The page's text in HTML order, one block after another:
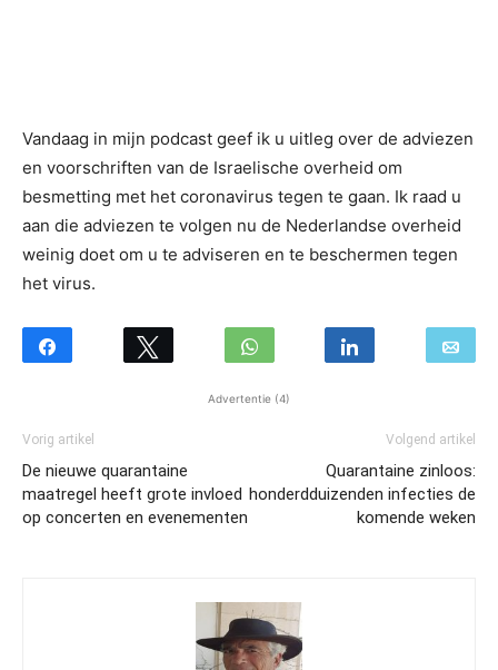
Vandaag in mijn podcast geef ik u uitleg over de adviezen
en voorschriften van de Israelische overheid om
besmetting met het coronavirus tegen te gaan. Ik raad u
aan die adviezen te volgen nu de Nederlandse overheid
weinig doet om u te adviseren en te beschermen tegen
het virus.
Advertentie (4)
Vorig artikel
De nieuwe quarantaine
maatregel heeft grote invloed
op concerten en evenementen
Volgend artikel
Quarantaine zinloos:
honderdduizenden infecties de
komende weken